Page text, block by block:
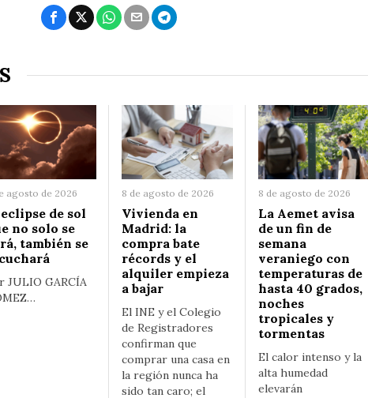
agosto de 2026
de sol
no solo se
también se
JULIO GARCÍA
8 de agosto de 2026
Vivienda en
Madrid: la
compra bate
récords y el
alquiler empieza
a bajar
El INE y el Colegio
de Registradores
confirman que
comprar una casa en
la región nunca ha
sido tan caro; el
8 de agosto de 2026
La Aemet avisa
de un fin de
semana
veraniego con
temperaturas de
hasta 40 grados,
noches
tropicales y
tormentas
El calor intenso y la
alta humedad
elevarán